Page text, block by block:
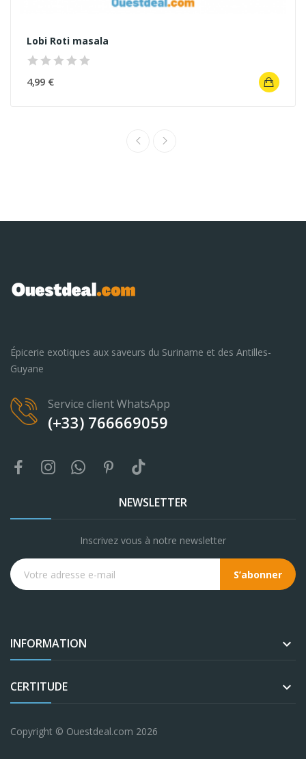
Lobi Roti masala
4,99 €
Épicerie exotiques aux saveurs du Suriname et des Antilles-
Guyane
Service client WhatsApp
(+33) 766669059
NEWSLETTER
Inscrivez vous à notre newsletter
S’abonner
INFORMATION 
CERTITUDE 
Copyright © Ouestdeal.com 2026